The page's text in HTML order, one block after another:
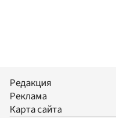
Редакция
Реклама
Карта сайта